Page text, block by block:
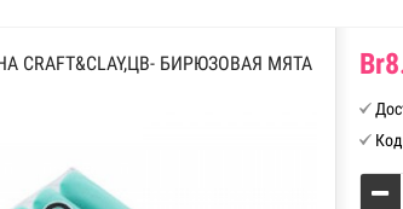
CRAFT&CLAY,ЦВ- БИРЮЗОВАЯ МЯТА